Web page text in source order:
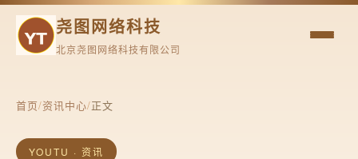
尧图网络科技
北京尧图网络科技有限公司
首页/资讯中心/正文
YOUTU · 资讯